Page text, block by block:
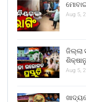
Aug 5,
ଜିଲ୍ଲା
Aug 5,